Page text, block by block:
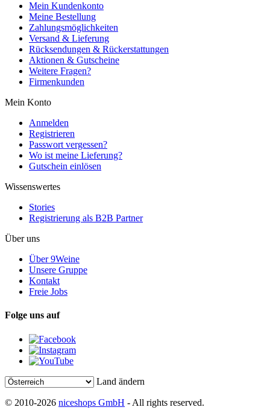
Mein Kundenkonto
Meine Bestellung
Zahlungsmöglichkeiten
Versand & Lieferung
Rücksendungen & Rückerstattungen
Aktionen & Gutscheine
Weitere Fragen?
Firmenkunden
Mein Konto
Anmelden
Registrieren
Passwort vergessen?
Wo ist meine Lieferung?
Gutschein einlösen
Wissenswertes
Stories
Registrierung als B2B Partner
Über uns
Über 9Weine
Unsere Gruppe
Kontakt
Freie Jobs
Folge uns auf
Land ändern
© 2010-2026 niceshops GmbH - All rights reserved.